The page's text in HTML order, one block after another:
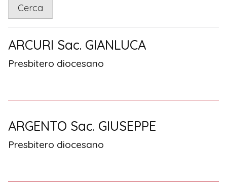
Cerca
ARCURI Sac. GIANLUCA
Presbitero diocesano
ARGENTO Sac. GIUSEPPE
Presbitero diocesano